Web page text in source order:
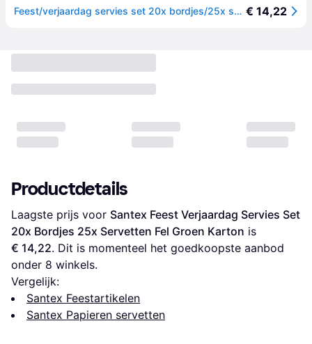
Feest/verjaardag servies set 20x bordjes/25x servetten - fel groen - karton € 14,22
Productdetails
Laagste prijs voor Santex Feest Verjaardag Servies Set
20x Bordjes 25x Servetten Fel Groen Karton
€ 14,22. Dit is momenteel het goedkoopste aanbod
onder 8 winkels.
Vergelijk:
Santex Feestartikelen
Santex Papieren servetten